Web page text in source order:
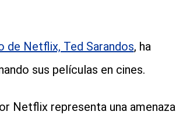
Netflix, Ted Sarandos, ha
sus películas en cines.
Netflix representa una amenaza